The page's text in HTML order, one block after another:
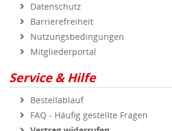
Datenschutz
Barrierefreiheit
Nutzungsbedingungen
Mitgliederportal
Service & Hilfe
Bestellablauf
FAQ - Häufig gestellte Fragen